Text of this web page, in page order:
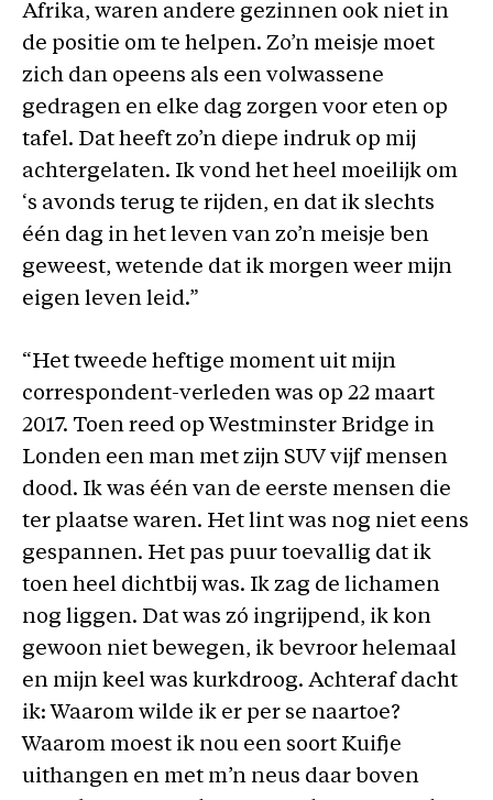
Afrika, waren andere gezinnen ook niet in
de positie om te helpen. Zo’n meisje moet
zich dan opeens als een volwassene
gedragen en elke dag zorgen voor eten op
tafel. Dat heeft zo’n diepe indruk op mij
achtergelaten. Ik vond het heel moeilijk om
‘s avonds terug te rijden, en dat ik slechts
één dag in het leven van zo’n meisje ben
geweest, wetende dat ik morgen weer mijn
eigen leven leid.”
“Het tweede heftige moment uit mijn
correspondent-verleden was op 22 maart
2017. Toen reed op Westminster Bridge in
Londen een man met zijn SUV vijf mensen
dood. Ik was één van de eerste mensen die
ter plaatse waren. Het lint was nog niet eens
gespannen. Het pas puur toevallig dat ik
toen heel dichtbij was. Ik zag de lichamen
nog liggen. Dat was zó ingrijpend, ik kon
gewoon niet bewegen, ik bevroor helemaal
en mijn keel was kurkdroog. Achteraf dacht
ik: Waarom wilde ik er per se naartoe?
Waarom moest ik nou een soort Kuifje
uithangen en met m’n neus daar boven